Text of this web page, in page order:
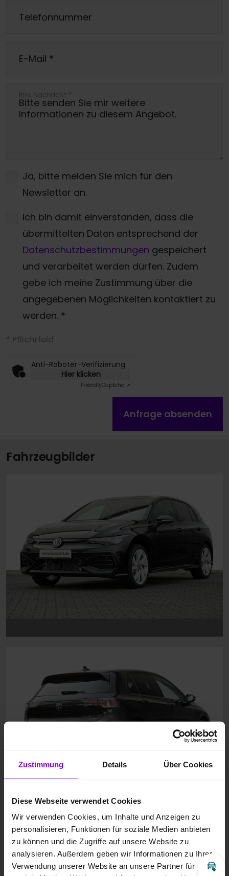
Zustimmung Details Über Cookies
Diese Webseite verwendet Cookies
Wir verwenden Cookies, um Inhalte und Anzeigen zu
personalisieren, Funktionen für soziale Medien anbieten
zu können und die Zugriffe auf unsere Website zu
analysieren. Außerdem geben wir Informationen zu Ihrer
Verwendung unserer Website an unsere Partner für
Telefonnummer
E-Mail *
Ihre Nachricht *
Ja, bitte melden Sie mich für den
Newsletter an.
Ich bin damit einverstanden, dass die
übermittelten Daten entsprechend der
Datenschutzbestimmungen gespeichert
und verarbeitet werden dürfen. Zudem
gebe ich meine Zustimmung über die
angegebenen Möglichkeiten kontaktiert zu
werden. *
* Pflichtfeld
Anti-Roboter-Verifizierung
Hier klicken
FriendlyCaptcha ⇗
Anfrage absenden
Fahrzeugbilder